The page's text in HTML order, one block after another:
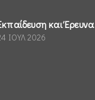
και Έρευνα
ΙΟΥΛ 2026